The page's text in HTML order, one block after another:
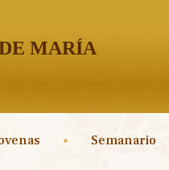
MARÍA
Semanario